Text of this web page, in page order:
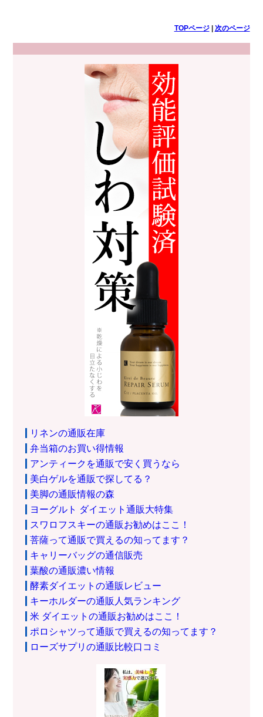
TOPページ| 次のページ
リネンの通販在庫
弁当箱のお買い得情報
アンティークを通販で安く買うなら
美白ゲルを通販で探してる？
美脚の通販情報の森
ヨーグルト ダイエット通販大特集
スワロフスキーの通販お勧めはここ！
菩薩って通販で買えるの知ってます？
キャリーバッグの通信販売
葉酸の通販濃い情報
酵素ダイエットの通販レビュー
キーホルダーの通販人気ランキング
米 ダイエットの通販お勧めはここ！
ポロシャツって通販で買えるの知ってます？
ローズサプリの通販比較口コミ